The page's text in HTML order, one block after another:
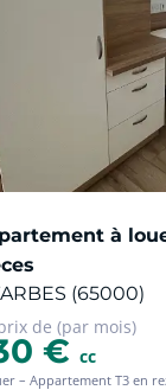
€ TTC à la charge du locataire comprenant 47 € TTC
des lieux. Loyer de
mois, régularisation
C, Classe climat A
d'énergie pour un
de l'année 2021 :
sur les risques
sur le site
à
(65000)
de (par mois)
€ cc
– Appartement T3 en